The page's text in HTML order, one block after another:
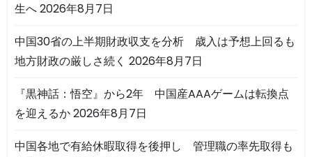
生へ2026年8月7日
中国30省の上半期財政収支を分析 歳入は予想上回るも
地方財政の厳しさ続く 2026年8月7日
『黒神話：悟空』から2年 中国産AAAゲームは転換点
を迎えるか2026年8月7日
中国各地で有給休暇取得を後押し 管理職の率先取得も